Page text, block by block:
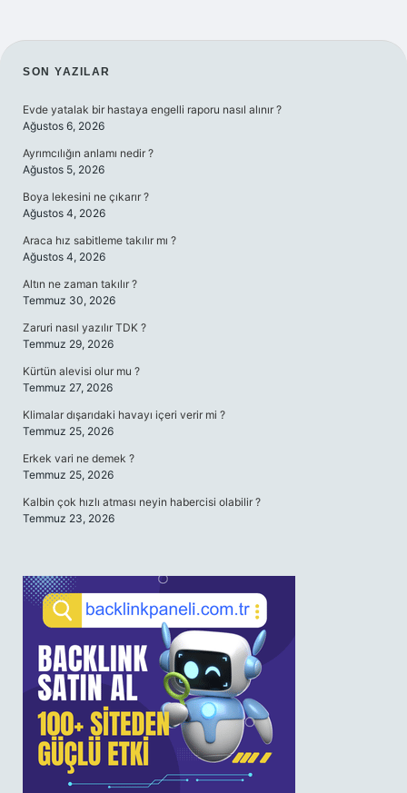
SIDEBAR
SON YAZILAR
Evde yatalak bir hastaya engelli raporu nasıl alınır ?
Ağustos 6, 2026
Ayrımcılığın anlamı nedir ?
Ağustos 5, 2026
Boya lekesini ne çıkarır ?
Ağustos 4, 2026
Araca hız sabitleme takılır mı ?
Ağustos 4, 2026
Altın ne zaman takılır ?
Temmuz 30, 2026
Zaruri nasıl yazılır TDK ?
Temmuz 29, 2026
Kürtün alevisi olur mu ?
Temmuz 27, 2026
Klimalar dışarıdaki havayı içeri verir mi ?
Temmuz 25, 2026
Erkek vari ne demek ?
Temmuz 25, 2026
Kalbin çok hızlı atması neyin habercisi olabilir ?
Temmuz 23, 2026